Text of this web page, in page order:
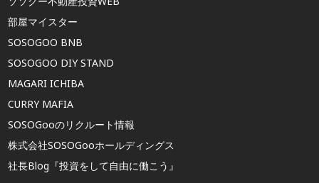
部屋マイスター
SOSOGOO BNB
SOSOGOO DIY STAND
MAGARI ICHIBA
CURRY MAFIA
SOSOGooのリクルート情報
株式会社SOSOGooホールディングス
社長Blog『投資をして自由に働こう』